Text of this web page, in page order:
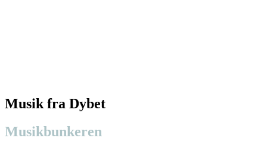
Musik fra Dybet
Musikbunkeren